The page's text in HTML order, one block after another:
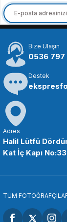
Bize Ulaşın
0536 797
Destek
Adres
Halil Lütfü
Kat İç Kapı
TÜM